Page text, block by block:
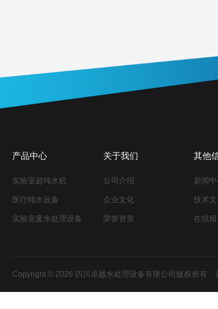
产品中心
实验室超纯水机
医疗纯水设备
实验室废水处理设备
关于我们
公司介绍
企业文化
荣誉资质
其他
新闻
技术
在线
Copyright © 2026 四川卓越水处理设备有限公司版权所有